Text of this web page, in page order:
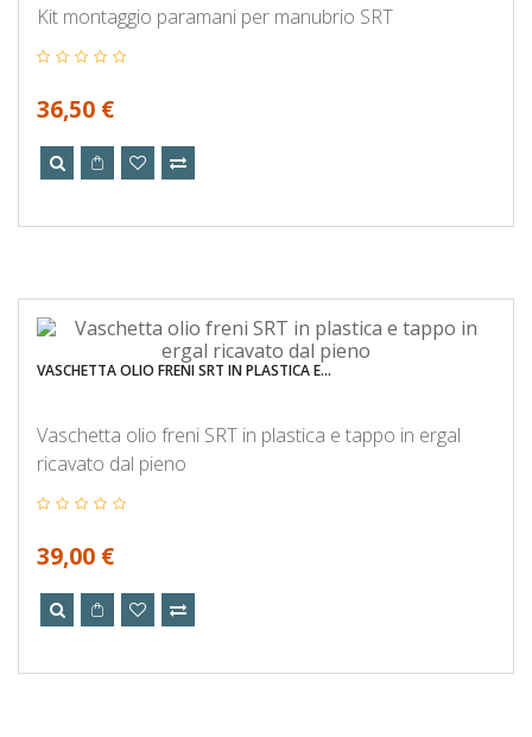
Kit montaggio paramani per manubrio SRT
36,50 €
VASCHETTA OLIO FRENI SRT IN PLASTICA E...
Vaschetta olio freni SRT in plastica e tappo in ergal
ricavato dal pieno
39,00 €